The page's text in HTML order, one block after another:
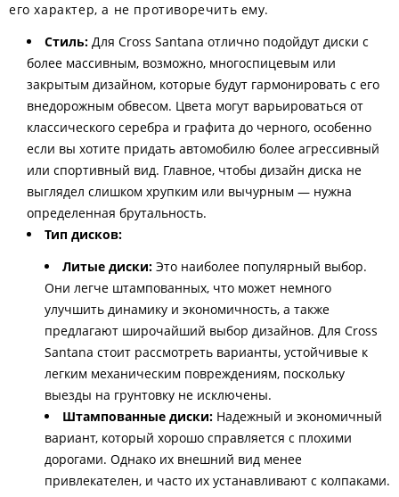
его характер, а не противоречить ему.
Стиль: Для Cross Santana отлично подойдут диски с
более массивным, возможно, многоспицевым или
закрытым дизайном, которые будут гармонировать с его
внедорожным обвесом. Цвета могут варьироваться от
классического серебра и графита до черного, особенно
если вы хотите придать автомобилю более агрессивный
или спортивный вид. Главное, чтобы дизайн диска не
выглядел слишком хрупким или вычурным — нужна
определенная брутальность.
Тип дисков:
Литые диски: Это наиболее популярный выбор.
Они легче штампованных, что может немного
улучшить динамику и экономичность, а также
предлагают широчайший выбор дизайнов. Для Cross
Santana стоит рассмотреть варианты, устойчивые к
легким механическим повреждениям, поскольку
выезды на грунтовку не исключены.
Штампованные диски: Надежный и экономичный
вариант, который хорошо справляется с плохими
дорогами. Однако их внешний вид менее
привлекателен, и часто их устанавливают с колпаками.